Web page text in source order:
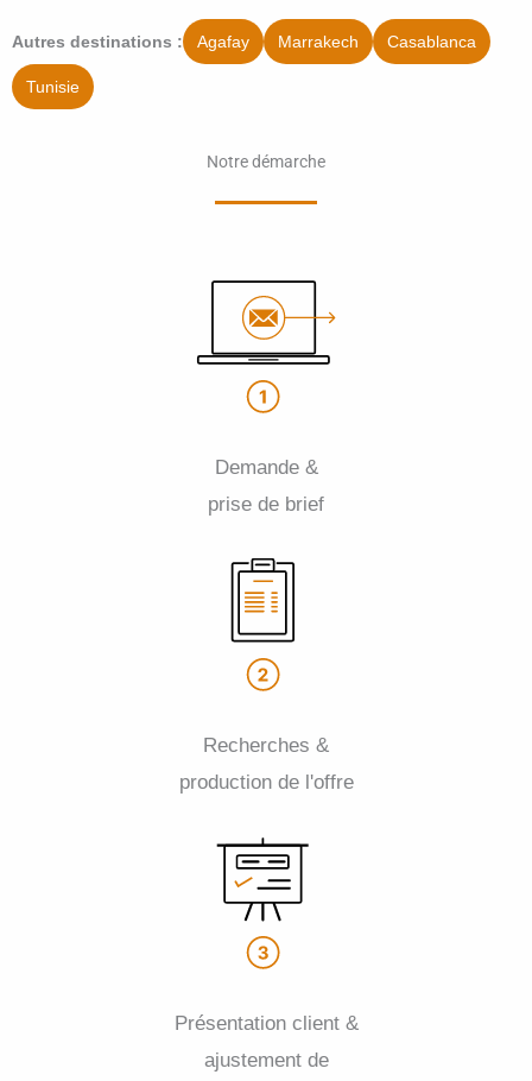
Autres destinations : Agafay Marrakech Casablanca
Tunisie
Notre démarche
Demande &
prise de brief
Recherches &
production de l'offre
Présentation client &
ajustement de